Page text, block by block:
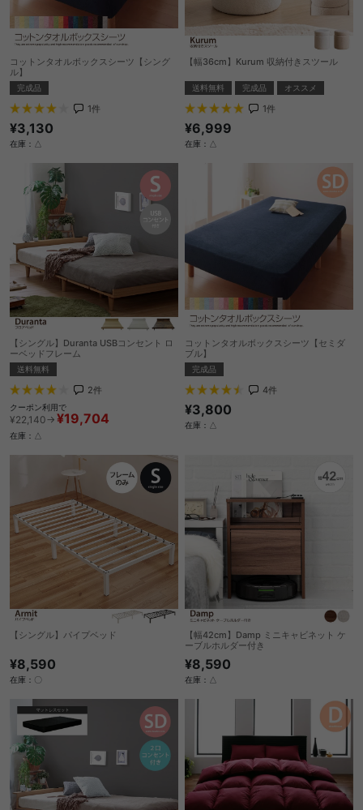
コットンタオルボックスシーツ【シング
ル】
完成品
1件
¥3,130
在庫：△
【幅36cm】Kurum 収納付きスツール
送料無料 完成品 オススメ
1件
¥6,999
在庫：△
【シングル】Duranta USBコンセント ロ
ーベッドフレーム
送料無料
2件
クーポン利用で
¥22,140→ ¥19,704
在庫：△
コットンタオルボックスシーツ【セミダ
ブル】
完成品
4件
¥3,800
在庫：△
【シングル】パイプベッド
¥8,590
在庫：〇
【幅42cm】Damp ミニキャビネット ケ
ーブルホルダー付き
¥8,590
在庫：△